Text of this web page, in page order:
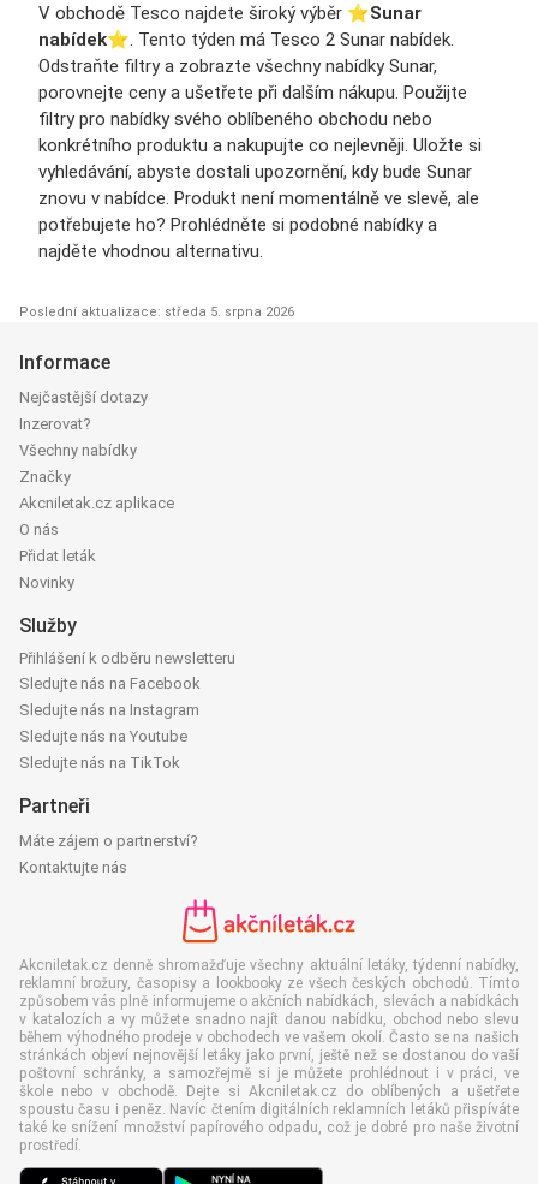
V obchodě Tesco najdete široký výběr ⭐️Sunar
nabídek⭐️. Tento týden má Tesco 2 Sunar nabídek.
Odstraňte filtry a zobrazte všechny nabídky Sunar,
porovnejte ceny a ušetřete při dalším nákupu. Použijte
filtry pro nabídky svého oblíbeného obchodu nebo
konkrétního produktu a nakupujte co nejlevněji. Uložte si
vyhledávání, abyste dostali upozornění, kdy bude Sunar
znovu v nabídce. Produkt není momentálně ve slevě, ale
potřebujete ho? Prohlédněte si podobné nabídky a
najděte vhodnou alternativu.
Poslední aktualizace: středa 5. srpna 2026
Informace
Nejčastější dotazy
Inzerovat?
Všechny nabídky
Značky
Akcniletak.cz aplikace
O nás
Přidat leták
Novinky
Služby
Přihlášení k odběru newsletteru
Sledujte nás na Facebook
Sledujte nás na Instagram
Sledujte nás na Youtube
Sledujte nás na TikTok
Partneři
Máte zájem o partnerství?
Kontaktujte nás
Akcniletak.cz denně shromažďuje všechny aktuální letáky, týdenní nabídky,
reklamní brožury, časopisy a lookbooky ze všech českých obchodů. Tímto
způsobem vás plně informujeme o akčních nabídkách, slevách a nabídkách
v katalozích a vy můžete snadno najít danou nabídku, obchod nebo slevu
během výhodného prodeje v obchodech ve vašem okolí. Často se na našich
stránkách objeví nejnovější letáky jako první, ještě než se dostanou do vaší
poštovní schránky, a samozřejmě si je můžete prohlédnout i v práci, ve
škole nebo v obchodě. Dejte si Akcniletak.cz do oblíbených a ušetřete
spoustu času i peněz. Navíc čtením digitálních reklamních letáků přispíváte
také ke snížení množství papírového odpadu, což je dobré pro naše životní
prostředí.